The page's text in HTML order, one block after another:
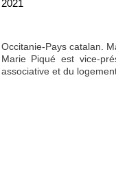
2021
Occitanie-Pays catalan.
Marie Piqué est vice-
associative et du